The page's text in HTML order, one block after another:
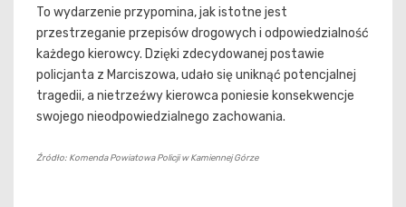
To wydarzenie przypomina, jak istotne jest
przestrzeganie przepisów drogowych i odpowiedzialność
każdego kierowcy. Dzięki zdecydowanej postawie
policjanta z Marciszowa, udało się uniknąć potencjalnej
tragedii, a nietrzeźwy kierowca poniesie konsekwencje
swojego nieodpowiedzialnego zachowania.
Źródło: Komenda Powiatowa Policji w Kamiennej Górze